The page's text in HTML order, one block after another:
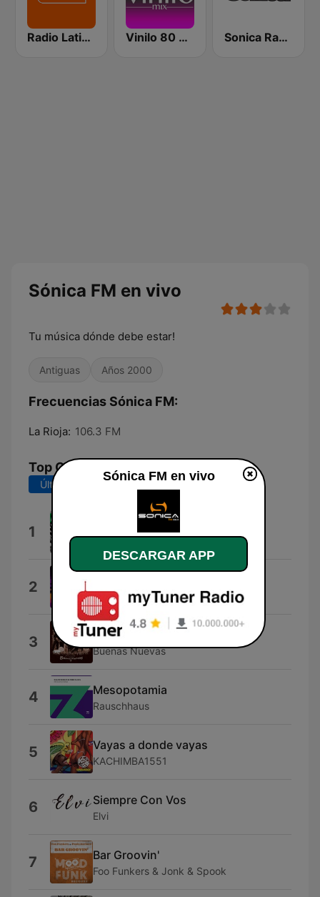
Radio Latina 101.1 Vinilo 80 & 90 Sonica Radio
Sónica FM en vivo
Tu música dónde debe estar!
Antiguas Años 2000
Frecuencias Sónica FM:
La Rioja: 106.3 FM
Top Canciones
Últimos 7 días Últimos 30 días
1 Micky More
2 fatbunny
3 Buenas Nuevas
Buenas Nuevas
4 Mesopotamia
Rauschhaus
5 Vayas a donde vayas
KACHIMBA1551
6 Siempre Con Vos
Elvi
7 Bar Groovin'
Foo Funkers & Jonk & Spook
Sónica FM en vivo
DESCARGAR APP